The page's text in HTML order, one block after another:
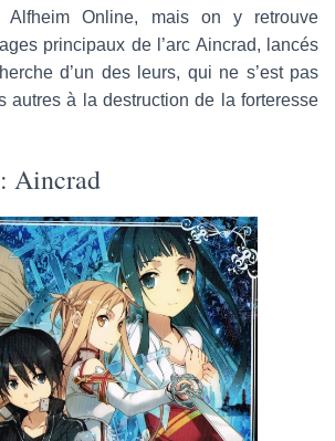
Alfheim Online, mais on y retrouve
principaux de l’arc Aincrad, lancés
d’un des leurs, qui ne s’est pas
autres à la destruction de la forteresse
Aincrad